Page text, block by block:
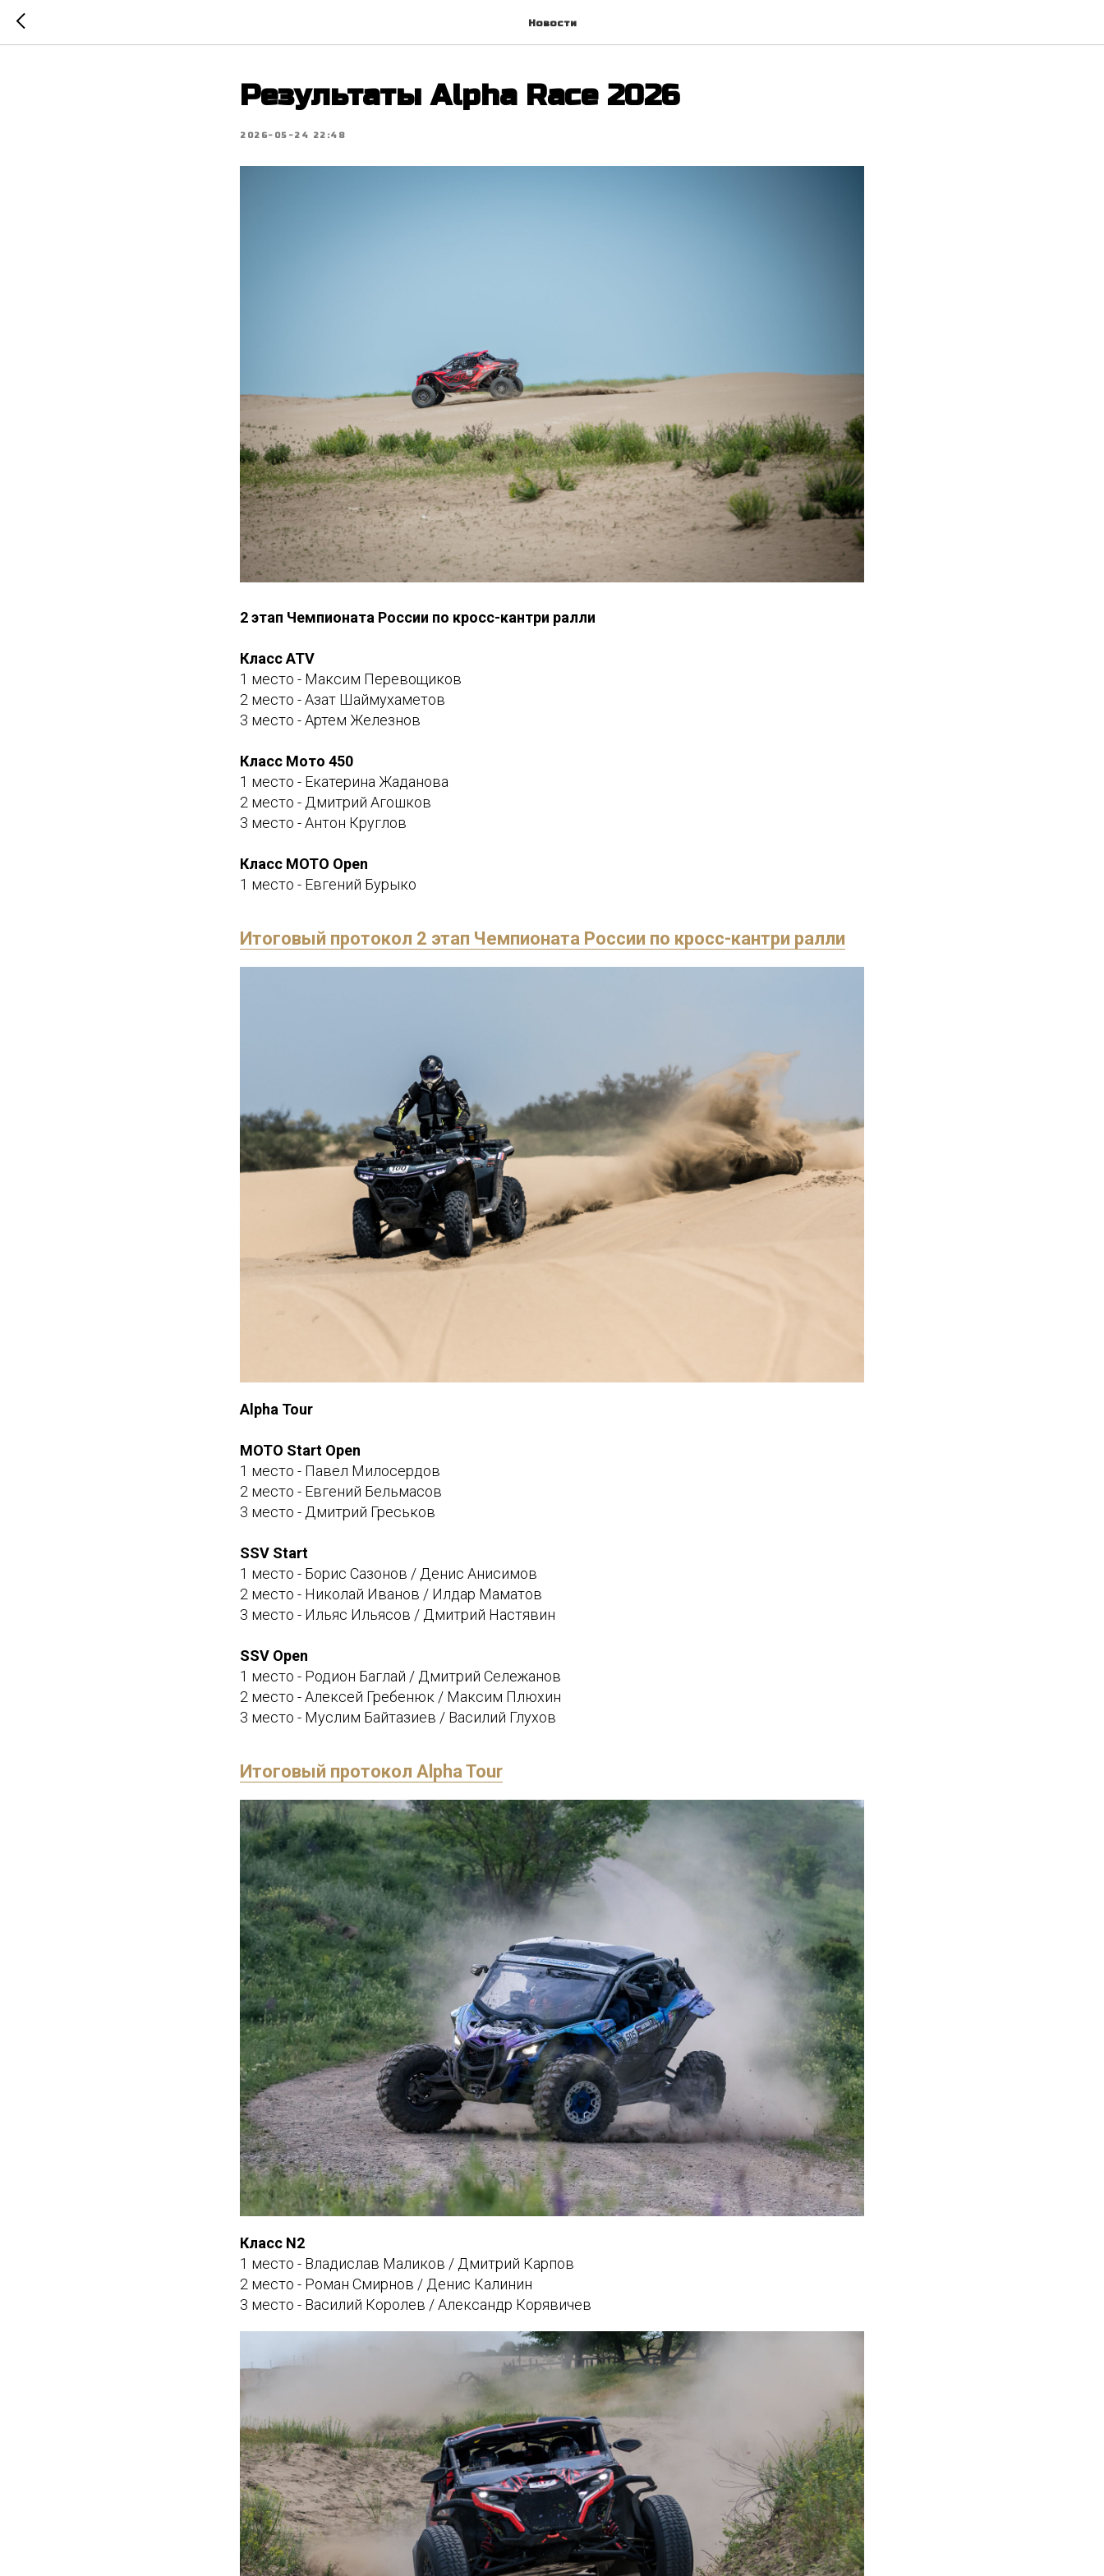
Новости
Результаты Alpha Race 2026
2026-05-24 22:48
2 этап Чемпионата России по кросс-кантри ралли
Класс ATV
1 место - Максим Перевощиков
2 место - Азат Шаймухаметов
3 место - Артем Железнов
Класс Мото 450
1 место - Екатерина Жаданова
2 место - Дмитрий Агошков
3 место - Антон Круглов
Класс МОТО Open
1 место - Евгений Бурыко
Итоговый протокол 2 этап Чемпионата России по кросс-кантри ралли
Alpha Tour
MOTO Start Open
1 место - Павел Милосердов
2 место - Евгений Бельмасов
3 место - Дмитрий Греськов
SSV Start
1 место - Борис Сазонов / Денис Анисимов
2 место - Николай Иванов / Илдар Маматов
3 место - Ильяс Ильясов / Дмитрий Настявин
SSV Open
1 место - Родион Баглай / Дмитрий Сележанов
2 место - Алексей Гребенюк / Максим Плюхин
3 место - Муслим Байтазиев / Василий Глухов
Итоговый протокол Alpha Tour
Класс N2
1 место - Владислав Маликов / Дмитрий Карпов
2 место - Роман Смирнов / Денис Калинин
3 место - Василий Королев / Александр Корявичев